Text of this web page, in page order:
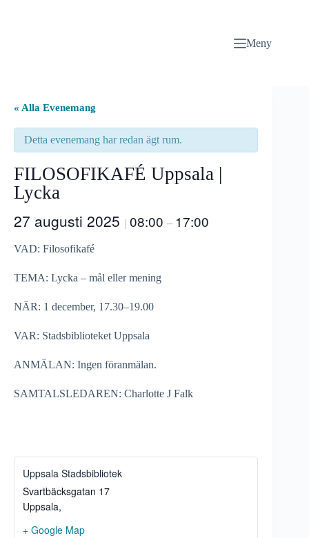
Meny
« Alla Evenemang
Detta evenemang har redan ägt rum.
FILOSOFIKAFÉ Uppsala |
Lycka
27 augusti 2025 | 08:00 – 17:00
VAD: Filosofikafé
TEMA: Lycka – mål eller mening
NÄR: 1 december, 17.30–19.00
VAR: Stadsbiblioteket Uppsala
ANMÄLAN: Ingen föranmälan.
SAMTALSLEDAREN: Charlotte J Falk
Uppsala Stadsbibliotek
Svartbäcksgatan 17
Uppsala,
+ Google Map